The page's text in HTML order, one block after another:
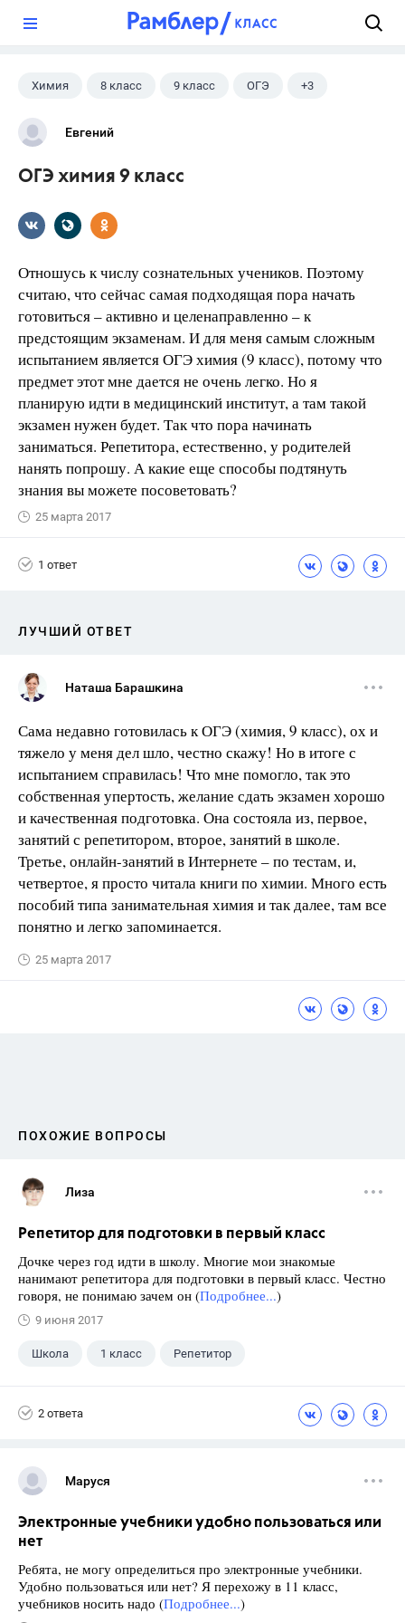
Химия 8 класс 9 класс ОГЭ +3
Экзамены
Евгений
ОГЭ химия 9 класс
Отношусь к числу сознательных учеников. Поэтому
считаю, что сейчас самая подходящая пора начать
готовиться – активно и целенаправленно – к
предстоящим экзаменам. И для меня самым сложным
испытанием является ОГЭ химия (9 класс), потому что
предмет этот мне дается не очень легко. Но я
планирую идти в медицинский институт, а там такой
экзамен нужен будет. Так что пора начинать
заниматься. Репетитора, естественно, у родителей
нанять попрошу. А какие еще способы подтянуть
знания вы можете посоветовать?
25 марта 2017
1 ответ
ЛУЧШИЙ ОТВЕТ
Наташа Барашкина
Сама недавно готовилась к ОГЭ (химия, 9 класс), ох и
тяжело у меня дел шло, честно скажу! Но в итоге с
испытанием справилась! Что мне помогло, так это
собственная упертость, желание сдать экзамен хорошо
и качественная подготовка. Она состояла из, первое,
занятий с репетитором, второе, занятий в школе.
Третье, онлайн-занятий в Интернете – по тестам, и,
четвертое, я просто читала книги по химии. Много есть
пособий типа занимательная химия и так далее, там все
понятно и легко запоминается.
25 марта 2017
ПОХОЖИЕ ВОПРОСЫ
Лиза
Репетитор для подготовки в первый класс
Дочке через год идти в школу. Многие мои знакомые
нанимают репетитора для подготовки в первый класс. Честно
говоря, не понимаю зачем он (Подробнее...)
9 июня 2017
Школа 1 класс Репетитор
2 ответа
Маруся
Электронные учебники удобно пользоваться или
нет
Ребята, не могу определиться про электронные учебники.
Удобно пользоваться или нет? Я перехожу в 11 класс,
учебников носить надо (Подробнее...)